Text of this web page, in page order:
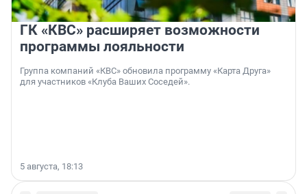
ГК «КВС» расширяет возможности
программы лояльности
Группа компаний «КВС» обновила программу «Карта Друга»
для участников «Клуба Ваших Соседей».
5 августа, 18:13